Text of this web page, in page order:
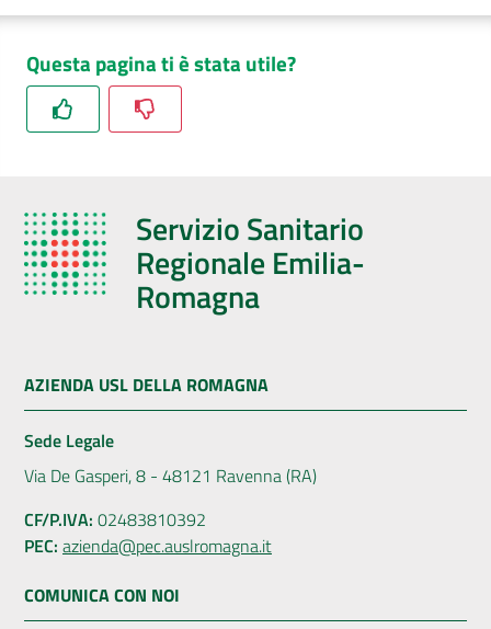
Questa pagina ti è stata utile?
Servizio Sanitario
Regionale Emilia-
Romagna
AZIENDA USL DELLA ROMAGNA
Sede Legale
Via De Gasperi, 8 - 48121 Ravenna (RA)
CF/P.IVA: 02483810392
PEC: azienda@pec.auslromagna.it
COMUNICA CON NOI